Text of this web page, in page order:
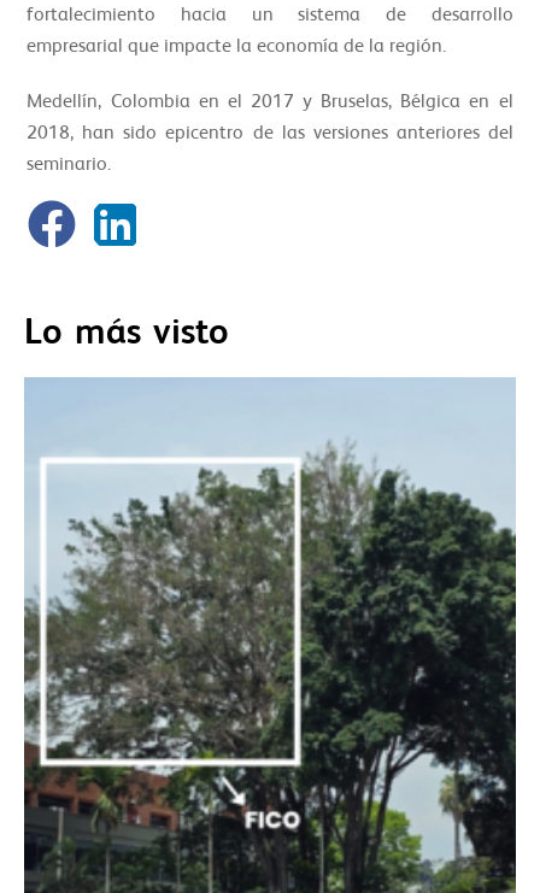
fortalecimiento hacia un sistema de desarrollo
empresarial que impacte la economía de la región.
Medellín, Colombia en el 2017 y Bruselas, Bélgica en el
2018, han sido epicentro de las versiones anteriores del
seminario.
Lo más visto